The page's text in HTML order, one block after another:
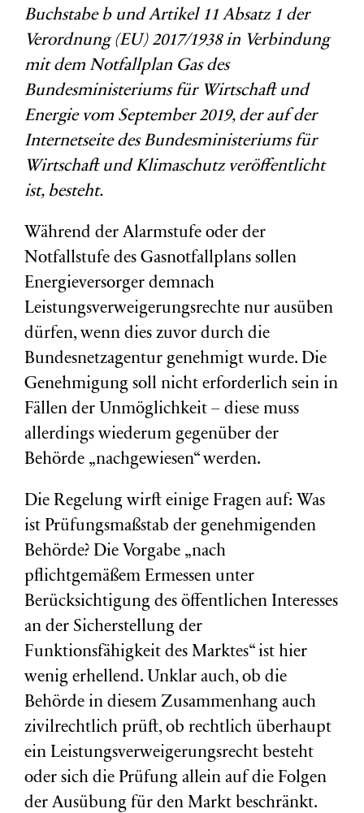
Buchstabe b und Artikel 11 Absatz 1 der
Verordnung (EU) 2017/1938 in Verbindung
mit dem Notfallplan Gas des
Bundesministeriums für Wirtschaft und
Energie vom September 2019, der auf der
Internetseite des Bundesministeriums für
Wirtschaft und Klimaschutz veröffentlicht
ist, besteht.
Während der Alarmstufe oder der
Notfallstufe des Gasnotfallplans sollen
Energieversorger demnach
Leistungsverweigerungsrechte nur ausüben
dürfen, wenn dies zuvor durch die
Bundesnetzagentur genehmigt wurde. Die
Genehmigung soll nicht erforderlich sein in
Fällen der Unmöglichkeit – diese muss
allerdings wiederum gegenüber der
Behörde „nachgewiesen“ werden.
Die Regelung wirft einige Fragen auf: Was
ist Prüfungsmaßstab der genehmigenden
Behörde? Die Vorgabe „nach
pflichtgemäßem Ermessen unter
Berücksichtigung des öffentlichen Interesses
an der Sicherstellung der
Funktionsfähigkeit des Marktes“ ist hier
wenig erhellend. Unklar auch, ob die
Behörde in diesem Zusammenhang auch
zivilrechtlich prüft, ob rechtlich überhaupt
ein Leistungsverweigerungsrecht besteht
oder sich die Prüfung allein auf die Folgen
der Ausübung für den Markt beschränkt.